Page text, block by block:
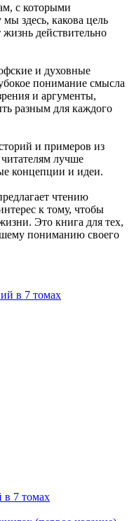
с которыми
здесь, какова цель
действительно
и духовные
понимание смысла
и аргументы,
разным для каждого
и примеров из
лучше
концепции и идеи.
чтению
к тому, чтобы
Это книга для тех,
пониманию своего
7 томах